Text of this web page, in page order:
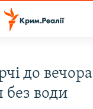
до вечора
без води